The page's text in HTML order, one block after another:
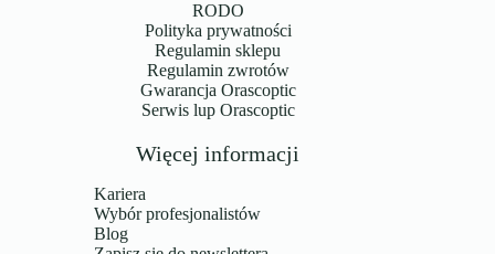
RODO
Polityka prywatności
Regulamin sklepu
Regulamin zwrotów
Gwarancja Orascoptic
Serwis lup Orascoptic
Więcej informacji
Kariera
Wybór profesjonalistów
Blog